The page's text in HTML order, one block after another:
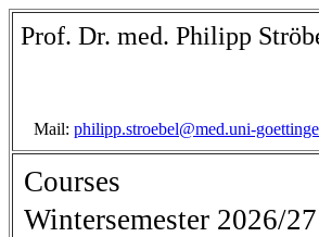
Prof. Dr. med. Philipp
Mail: philipp.stroebel@med.uni-
Courses
Wintersemester 2026/27